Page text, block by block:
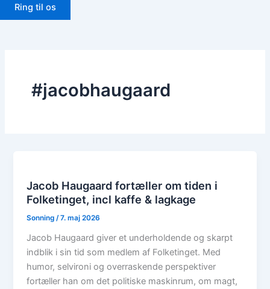
Ring til os
#jacobhaugaard
Jacob Haugaard fortæller om tiden i
Folketinget, incl kaffe & lagkage
Sonning/7. maj 2026
Jacob Haugaard giver et underholdende og skarpt
indblik i sin tid som medlem af Folketinget. Med
humor, selvironi og overraskende perspektiver
fortæller han om det politiske maskinrum, om magt,